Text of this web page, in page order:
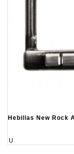
Hebillas New Rock
U